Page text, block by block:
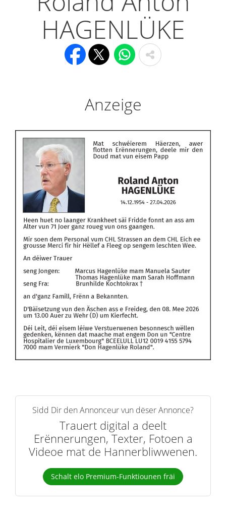
HAGENLÜKE
Anzeige
Sidd Dir den Annonceur vun dëser Annonce?
Trauert digital a deelt
Erënnerungen, Texter, Fotoen a
Videoe mat de Hannerbliwwenen.
Schalt elo Premium-Funktiounen fräi